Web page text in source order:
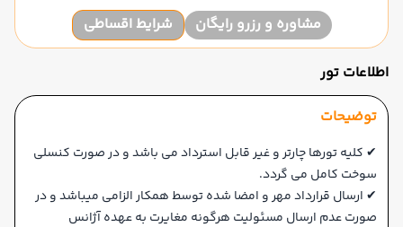
مشاوره و رزرو رایگان شرایط اقساطی
اطلاعات تور
توضیحات
✔ کلیه تورها چارتر و غیر قابل استرداد می باشد و در صورت کنسلی
سوخت کامل می گردد.
✔ ارسال قرارداد مهر و امضا شده توسط همکار الزامی میباشد و در
صورت عدم ارسال مسئولیت هرگونه مغایرت به عهده آژانس